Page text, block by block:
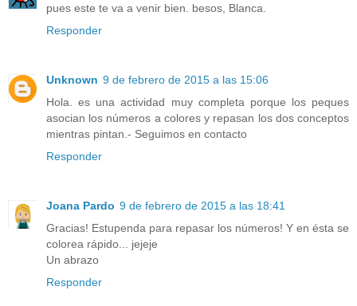
pues este te va a venir bien. besos, Blanca.
Responder
Unknown 9 de febrero de 2015 a las 15:06
Hola. es una actividad muy completa porque los peques
asocian los números a colores y repasan los dos conceptos
mientras pintan.- Seguimos en contacto
Responder
Joana Pardo 9 de febrero de 2015 a las 18:41
Gracias! Estupenda para repasar los números! Y en ésta se
colorea rápido... jejeje
Un abrazo
Responder